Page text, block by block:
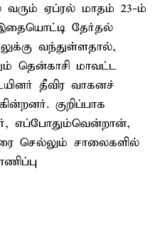
ஏப்ரல் மாதம் 23-ம்
தேர்தல்
வந்துள்ளதால்,
தென்காசி மாவட்ட
தீவிர வாகனச்
குறிப்பாக
எப்போதும்வென்றான்,
செல்லும் சாலைகளில்